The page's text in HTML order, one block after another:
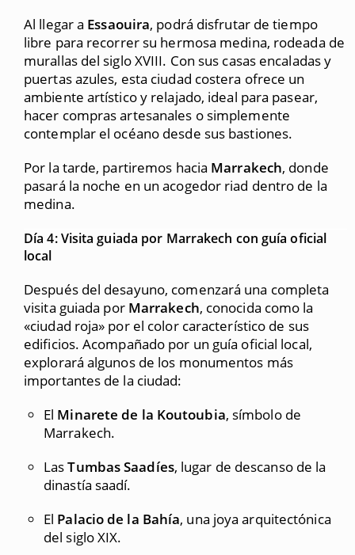
Al llegar a Essaouira, podrá disfrutar de tiempo
libre para recorrer su hermosa medina, rodeada de
murallas del siglo XVIII. Con sus casas encaladas y
puertas azules, esta ciudad costera ofrece un
ambiente artístico y relajado, ideal para pasear,
hacer compras artesanales o simplemente
contemplar el océano desde sus bastiones.
Por la tarde, partiremos hacia Marrakech, donde
pasará la noche en un acogedor riad dentro de la
medina.
Día 4: Visita guiada por Marrakech con guía oficial
local
Después del desayuno, comenzará una completa
visita guiada por Marrakech, conocida como la
«ciudad roja» por el color característico de sus
edificios. Acompañado por un guía oficial local,
explorará algunos de los monumentos más
importantes de la ciudad:
El Minarete de la Koutoubia, símbolo de
Marrakech.
LasTumbas Saadíes, lugar de descanso de la
dinastía saadí.
El Palacio de la Bahía, una joya arquitectónica
del siglo XIX.